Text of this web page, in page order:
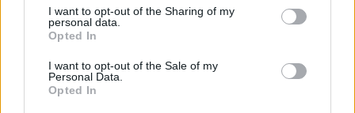
I want to opt-out of the Sharing of my
personal data.
Opted In
I want to opt-out of the Sale of my
Personal Data.
Opted In
Lokakuussa Marraskuussa
Kiinnostavatko sademäärät?
Katso miten paljon